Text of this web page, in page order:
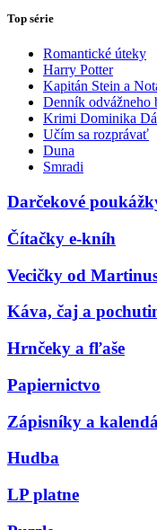
Top série
Romantické úteky
Harry Potter
Kapitán Stein a
Denník odvážneho
Krimi Dominika
Učím sa rozprávať
Duna
Smradi
Darčekové
Čítačky e-kníh
Vecičky od
Káva, čaj a
Hrnčeky a fľaše
Papiernictvo
Zápisníky a
Hudba
LP platne